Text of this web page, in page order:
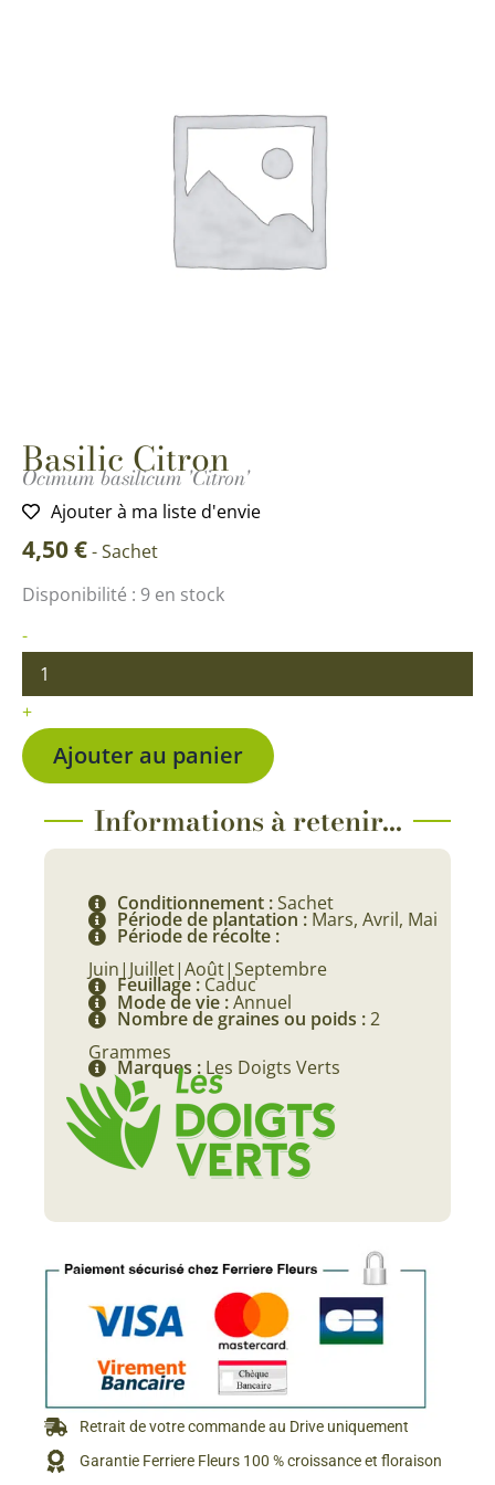
Basilic Citron
Ocimum basilicum 'Citron'
Ajouter à ma liste d'envie
4,50€-Sachet
Disponibilité : 9 en stock
-
quantité
Basilic
Citron
+
Ajouter au panier
Informations à retenir...
Conditionnement :Sachet
Période de plantation : Mars, Avril, Mai
Période de récolte :
Juin|Juillet|Août|Septembre
Feuillage : Caduc
Mode de vie :Annuel
Nombre de graines ou poids :2
Grammes
Marques : Les Doigts Verts
Retrait de votre commande au Drive uniquement
Garantie Ferriere Fleurs 100 % croissance et floraison